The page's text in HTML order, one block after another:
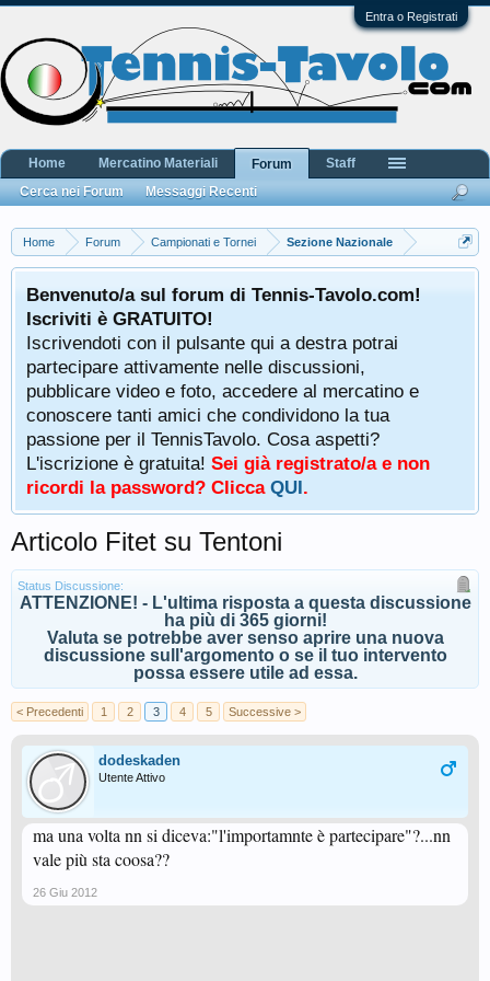
Entra o Registrati
Home Forum Campionati e Tornei Sezione Nazionale
Benvenuto/a sul forum di Tennis-Tavolo.com!
Iscriviti è GRATUITO!
Iscrivendoti con il pulsante qui a destra potrai
partecipare attivamente nelle discussioni,
pubblicare video e foto, accedere al mercatino e
conoscere tanti amici che condividono la tua
passione per il TennisTavolo. Cosa aspetti?
L'iscrizione è gratuita! Sei già registrato/a e non
ricordi la password? Clicca QUI.
Articolo Fitet su Tentoni
Status Discussione:
ATTENZIONE! - L'ultima risposta a questa discussione
ha più di 365 giorni!
Valuta se potrebbe aver senso aprire una nuova
discussione sull'argomento o se il tuo intervento
possa essere utile ad essa.
< Precedenti 1 2 3 4 5 Successive >
dodeskaden
Utente Attivo
ma una volta nn si diceva:"l'importamnte è partecipare"?...nn
vale più sta coosa??
26 Giu 2012
Home Mercatino Materiali
Forum
Cerca nei Forum
Messaggi Recenti
Staff